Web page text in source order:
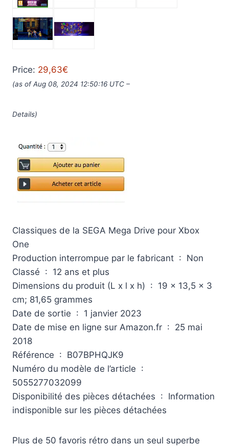
Price: 29,63€
(as of Aug 08, 2024 12:50:16 UTC –
Details)
Classiques de la SEGA Mega Drive pour Xbox
One
Production interrompue par le fabricant ‏ : ‎ Non
Classé ‏ : ‎ 12 ans et plus
Dimensions du produit (L x l x h) ‏ : ‎ 19 x 13,5 x 3
cm; 81,65 grammes
Date de sortie ‏ : ‎ 1 janvier 2023
Date de mise en ligne sur Amazon.fr ‏ : ‎ 25 mai
2018
Référence ‏ : ‎ B07BPHQJK9
Numéro du modèle de l’article ‏ : ‎
5055277032099
Disponibilité des pièces détachées ‏ : ‎ Information
indisponible sur les pièces détachées
Plus de 50 favoris rétro dans un seul superbe